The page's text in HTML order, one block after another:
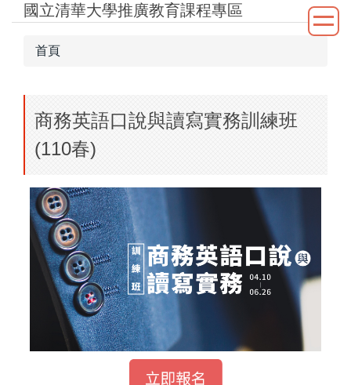
國立清華大學推廣教育課程專區
首頁
商務英語口說與讀寫實務訓練班
(110春)